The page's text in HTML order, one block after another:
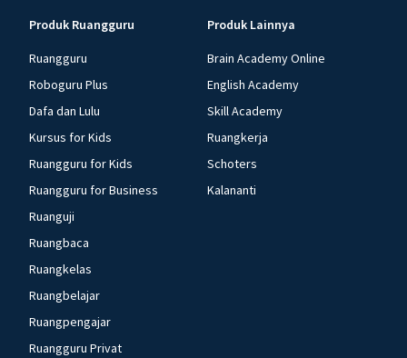
Produk Ruangguru
Ruangguru
Roboguru Plus
Dafa dan Lulu
Kursus for Kids
Ruangguru for Kids
Ruangguru for Business
Ruanguji
Ruangbaca
Ruangkelas
Ruangbelajar
Ruangpengajar
Ruangguru Privat
Produk Lainnya
Brain Academy Online
English Academy
Skill Academy
Ruangkerja
Schoters
Kalananti